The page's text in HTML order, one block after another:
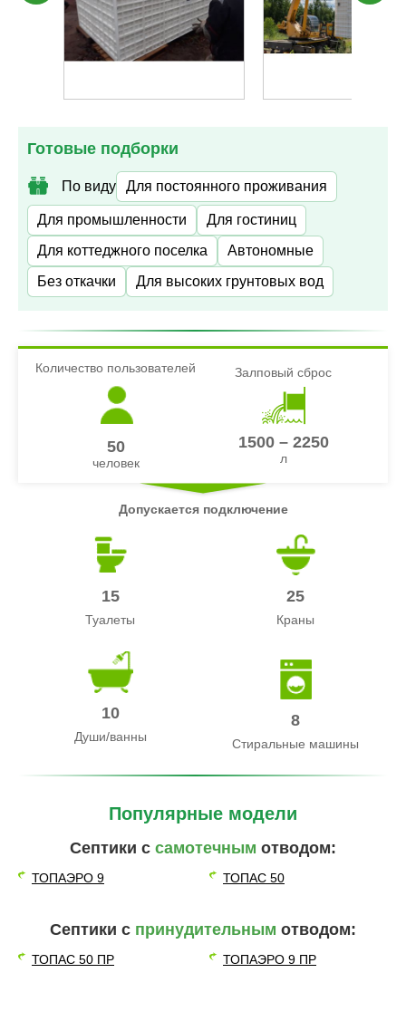
Готовые подборки
По виду Для постоянного проживания
Для промышленности
Для гостиниц
Для коттеджного поселка
Автономные
Без откачки
Для высоких грунтовых вод
Количество пользователей
50
человек
Залповый сброс
1500 – 2250
л
Допускается подключение
15
Туалеты
25
Краны
10
Души/ванны
8
Стиральные машины
Популярные модели
Септики с самотечным отводом:
ТОПАЭРО 9 ТОПАС 50
Септики с принудительным отводом:
ТОПАС 50 ПР ТОПАЭРО 9 ПР